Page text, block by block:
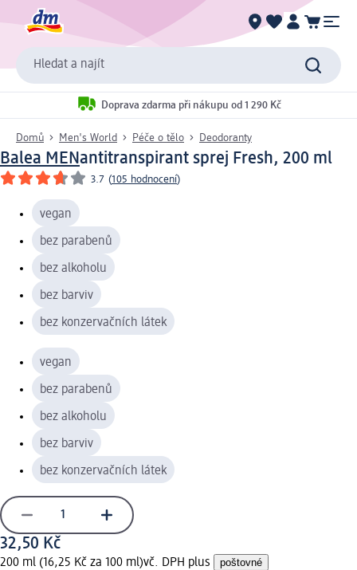
Hledat a najít
Doprava zdarma při nákupu od 1 290 Kč
Domů Men's World Péče o tělo Deodoranty
Balea MENantitranspirant sprej Fresh, 200 ml
3.7 (105 hodnocení)
vegan
bez parabenů
bez alkoholu
bez barviv
bez konzervačních látek
vegan
bez parabenů
bez alkoholu
bez barviv
bez konzervačních látek
32,50 Kč
200 ml (16,25 Kč za 100 ml)vč. DPH plus poštovné